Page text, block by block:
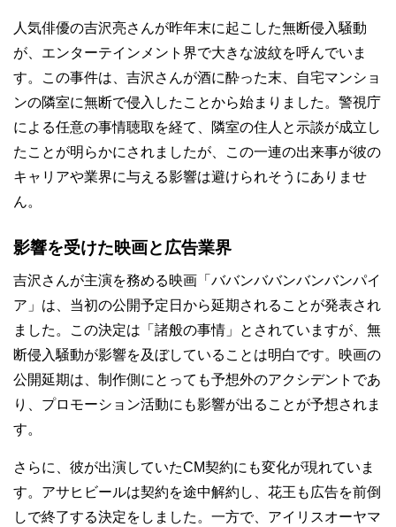
人気俳優の吉沢亮さんが昨年末に起こした無断侵入騒動
が、エンターテインメント界で大きな波紋を呼んでいま
す。この事件は、吉沢さんが酒に酔った末、自宅マンショ
ンの隣室に無断で侵入したことから始まりました。警視庁
による任意の事情聴取を経て、隣室の住人と示談が成立し
たことが明らかにされましたが、この一連の出来事が彼の
キャリアや業界に与える影響は避けられそうにありませ
ん。
影響を受けた映画と広告業界
吉沢さんが主演を務める映画「ババンババンバンバンパイ
ア」は、当初の公開予定日から延期されることが発表され
ました。この決定は「諸般の事情」とされていますが、無
断侵入騒動が影響を及ぼしていることは明白です。映画の
公開延期は、制作側にとっても予想外のアクシデントであ
り、プロモーション活動にも影響が出ることが予想されま
す。
さらに、彼が出演していたCM契約にも変化が現れていま
す。アサヒビールは契約を途中解約し、花王も広告を前倒
しで終了する決定をしました。一方で、アイリスオーヤマ